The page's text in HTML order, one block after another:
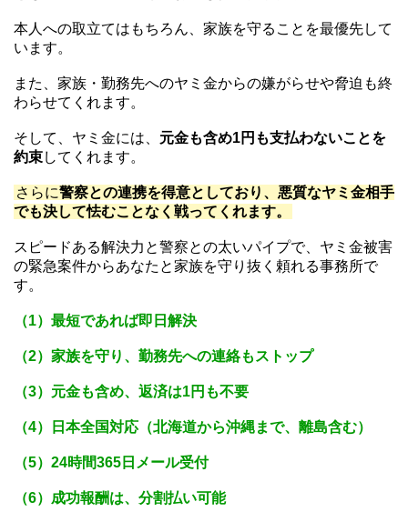
本人への取立てはもちろん、家族を守ることを最優先して
います。
また、家族・勤務先へのヤミ金からの嫌がらせや脅迫も終
わらせてくれます。
そして、ヤミ金には、 元金も含め1円も支払わないことを
約束してくれます。
さらに警察との連携を得意としており、悪質なヤミ金相手
でも決して怯むことなく戦ってくれます。
スピードある解決力と警察との太いパイプで、ヤミ金被害
の緊急案件からあなたと家族を守り抜く頼れる事務所で
す。
（1）最短であれば即日解決
（2）家族を守り、勤務先への連絡もストップ
（3）元金も含め、返済は1円も不要
（4）日本全国対応（北海道から沖縄まで、離島含む）
（5）24時間365日メール受付
（6）成功報酬は、分割払い可能